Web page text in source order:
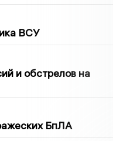
ВСУ
и обстрелов на
БпЛА